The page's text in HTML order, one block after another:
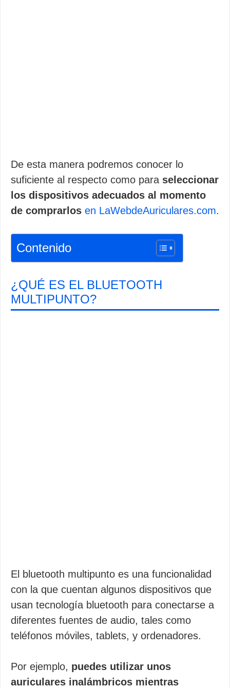
De esta manera podremos conocer lo
suficiente al respecto como para seleccionar
los dispositivos adecuados al momento
de comprarlos en LaWebdeAuriculares.com.
Contenido
¿QUÉ ES EL BLUETOOTH
MULTIPUNTO?
El bluetooth multipunto es una funcionalidad
con la que cuentan algunos dispositivos que
usan tecnología bluetooth para conectarse a
diferentes fuentes de audio, tales como
teléfonos móviles, tablets, y ordenadores.
Por ejemplo, puedes utilizar unos
auriculares inalámbricos mientras